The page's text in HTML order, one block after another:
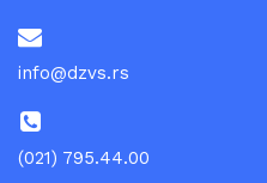
info@dzvs.rs
(021) 795.44.00